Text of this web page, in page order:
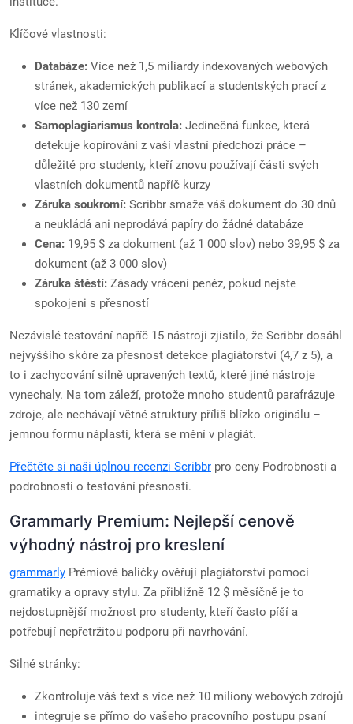
Klíčové vlastnosti:
Databáze: Více než 1,5 miliardy indexovaných webových
stránek, akademických publikací a studentských prací z
více než 130 zemí
Samoplagiarismus kontrola: Jedinečná funkce, která
detekuje kopírování z vaší vlastní předchozí práce –
důležité pro studenty, kteří znovu používají části svých
vlastních dokumentů napříč kurzy
Záruka soukromí: Scribbr smaže váš dokument do 30 dnů
a neukládá ani neprodává papíry do žádné databáze
Cena: 19,95 $ za dokument (až 1 000 slov) nebo 39,95 $ za
dokument (až 3 000 slov)
Záruka štěstí: Zásady vrácení peněz, pokud nejste
spokojeni s přesností
Nezávislé testování napříč 15 nástroji zjistilo, že Scribbr dosáhl
nejvyššího skóre za přesnost detekce plagiátorství (4,7 z 5), a
to i zachycování silně upravených textů, které jiné nástroje
vynechaly. Na tom záleží, protože mnoho studentů parafrázuje
zdroje, ale nechávají větné struktury příliš blízko originálu –
jemnou formu náplasti, která se mění v plagiát.
Přečtěte si naši úplnou recenzi Scribbr pro ceny Podrobnosti a
podrobnosti o testování přesnosti.
Grammarly Premium: Nejlepší cenově
výhodný nástroj pro kreslení
grammarly Prémiové baličky ověřují plagiátorství pomocí
gramatiky a opravy stylu. Za přibližně 12 $ měsíčně je to
nejdostupnější možnost pro studenty, kteří často píší a
potřebují nepřetržitou podporu při navrhování.
Silné stránky:
Zkontroluje váš text s více než 10 miliony webových zdrojů
integruje se přímo do vašeho pracovního postupu psaní